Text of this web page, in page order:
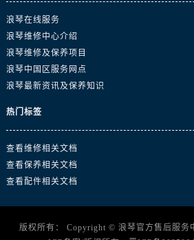
浪琴在线服务
浪琴维修中心介绍
浪琴维修及保养项目
浪琴中国区服务网点
浪琴最新资讯及保养知识
热门标签
查看维修相关文档
查看保养相关文档
查看配件相关文档
版权所有： Copyright © 浪琴官方售后服务